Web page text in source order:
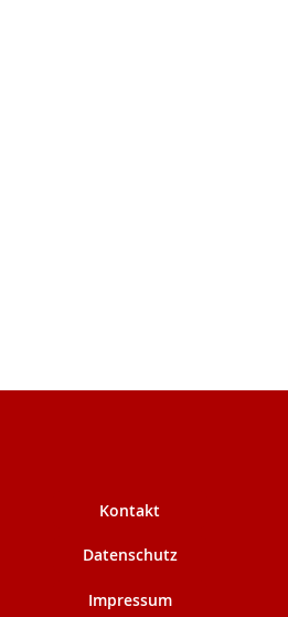
Kontakt
Datenschutz
Impressum